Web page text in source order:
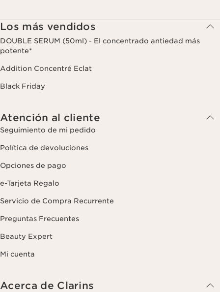
momento haciendo click en el enlace para darse de baja que
aparece en cada newsletter que reciba. Para más información
sobre la gestión de sus datos y sus derechos, consulte nuestra
Los más vendidos
DOUBLE SERUM (50ml) - El concentrado antiedad más
potente*
Addition Concentré Eclat
Black Friday
Atención al cliente
Seguimiento de mi pedido
Política de devoluciones
Opciones de pago
e-Tarjeta Regalo
Servicio de Compra Recurrente
Preguntas Frecuentes
Beauty Expert
Mi cuenta
Acerca de Clarins